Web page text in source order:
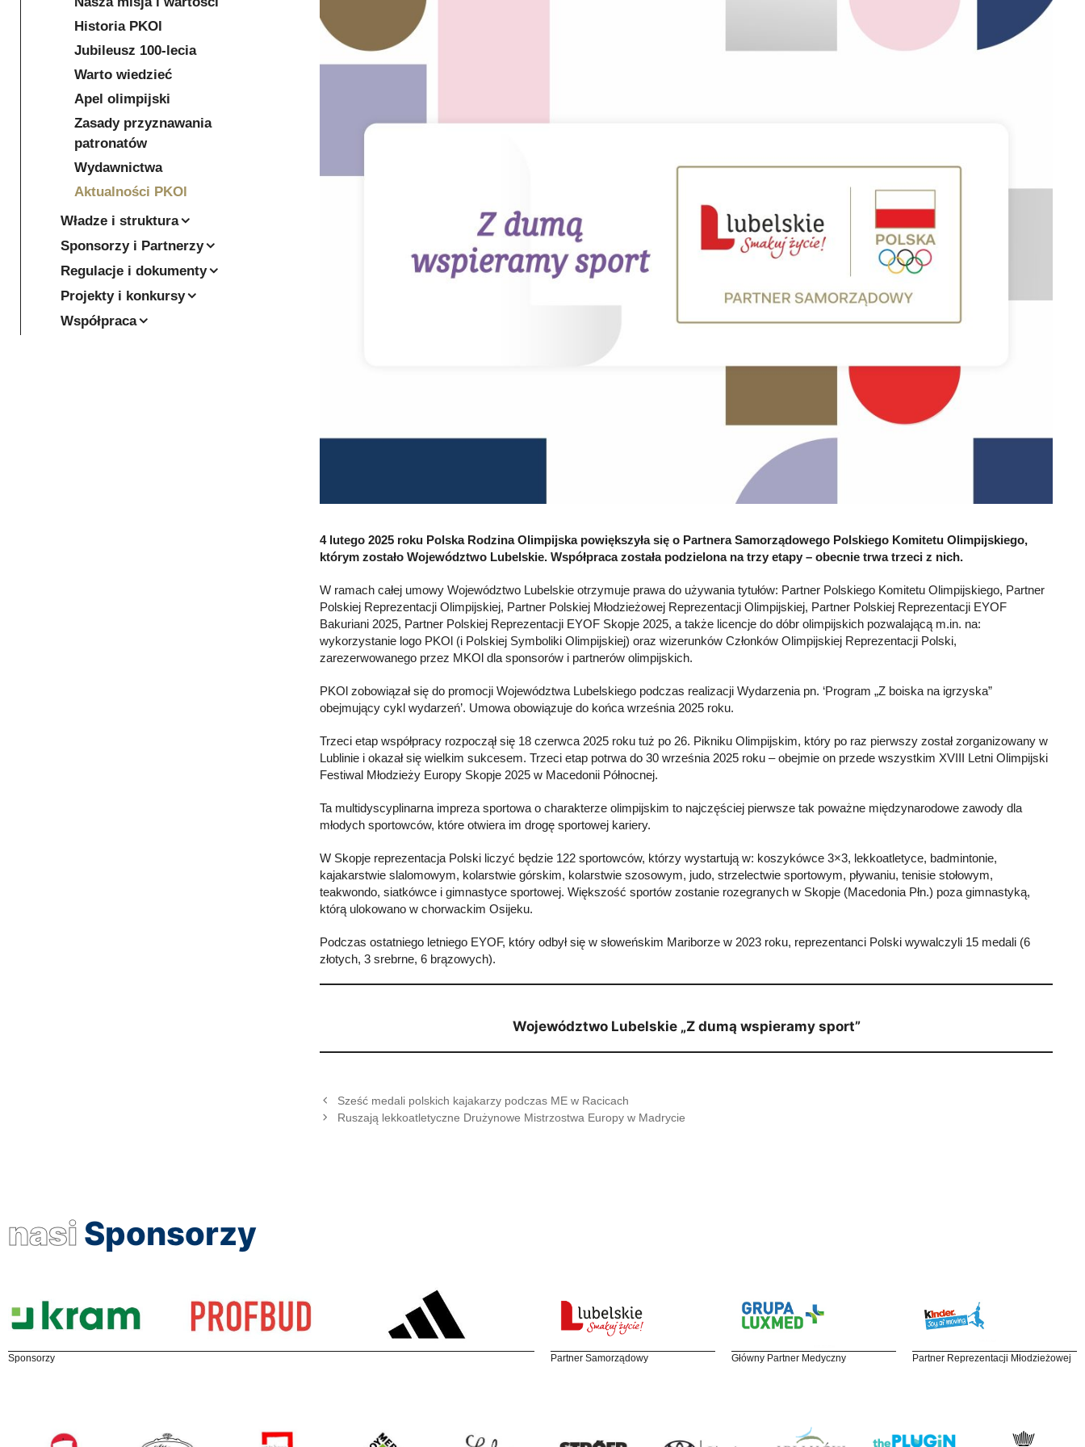
4 lutego 2025 roku Polska Rodzina Olimpijska powiększyła się o Partnera Samorządowego Polskiego Komitetu Olimpijskiego,
którym zostało Województwo Lubelskie. Współpraca została podzielona na trzy etapy – obecnie trwa trzeci z nich.
W ramach całej umowy Województwo Lubelskie otrzymuje prawa do używania tytułów: Partner Polskiego Komitetu Olimpijskiego, Partner
Polskiej Reprezentacji Olimpijskiej, Partner Polskiej Młodzieżowej Reprezentacji Olimpijskiej, Partner Polskiej Reprezentacji EYOF
Bakuriani 2025, Partner Polskiej Reprezentacji EYOF Skopje 2025, a także licencje do dóbr olimpijskich pozwalającą m.in. na:
wykorzystanie logo PKOl (i Polskiej Symboliki Olimpijskiej) oraz wizerunków Członków Olimpijskiej Reprezentacji Polski,
zarezerwowanego przez MKOl dla sponsorów i partnerów olimpijskich.
PKOl zobowiązał się do promocji Województwa Lubelskiego podczas realizacji Wydarzenia pn. ‘Program „Z boiska na igrzyska”
obejmujący cykl wydarzeń’. Umowa obowiązuje do końca września 2025 roku.
Trzeci etap współpracy rozpoczął się 18 czerwca 2025 roku tuż po 26. Pikniku Olimpijskim, który po raz pierwszy został zorganizowany w
Lublinie i okazał się wielkim sukcesem. Trzeci etap potrwa do 30 września 2025 roku – obejmie on przede wszystkim XVIII Letni Olimpijski
Festiwal Młodzieży Europy Skopje 2025 w Macedonii Północnej.
Ta multidyscyplinarna impreza sportowa o charakterze olimpijskim to najczęściej pierwsze tak poważne międzynarodowe zawody dla
młodych sportowców, które otwiera im drogę sportowej kariery.
W Skopje reprezentacja Polski liczyć będzie 122 sportowców, którzy wystartują w: koszykówce 3×3, lekkoatletyce, badmintonie,
kajakarstwie slalomowym, kolarstwie górskim, kolarstwie szosowym, judo, strzelectwie sportowym, pływaniu, tenisie stołowym,
teakwondo, siatkówce i gimnastyce sportowej. Większość sportów zostanie rozegranych w Skopje (Macedonia Płn.) poza gimnastyką,
którą ulokowano w chorwackim Osijeku.
Podczas ostatniego letniego EYOF, który odbył się w słoweńskim Mariborze w 2023 roku, reprezentanci Polski wywalczyli 15 medali (6
złotych, 3 srebrne, 6 brązowych).
Województwo Lubelskie „Z dumą wspieramy sport”
Sześć medali polskich kajakarzy podczas ME w Racicach
Ruszają lekkoatletyczne Drużynowe Mistrzostwa Europy w Madrycie
Historia PKOl
Jubileusz 100-lecia
Warto wiedzieć
Apel olimpijski
Zasady przyznawania
patronatów
Wydawnictwa
Aktualności PKOl
Władze i struktura
Sponsorzy i Partnerzy
Regulacje i dokumenty
Projekty i konkursy
Współpraca
nasi Sponsorzy
Sponsorzy Partner Samorządowy Główny Partner Medyczny Partner Reprezentacji Młodzieżowej